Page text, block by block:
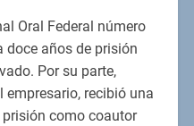
Oral Federal número
doce años de prisión
Por su parte,
empresario, recibió una
como coautor